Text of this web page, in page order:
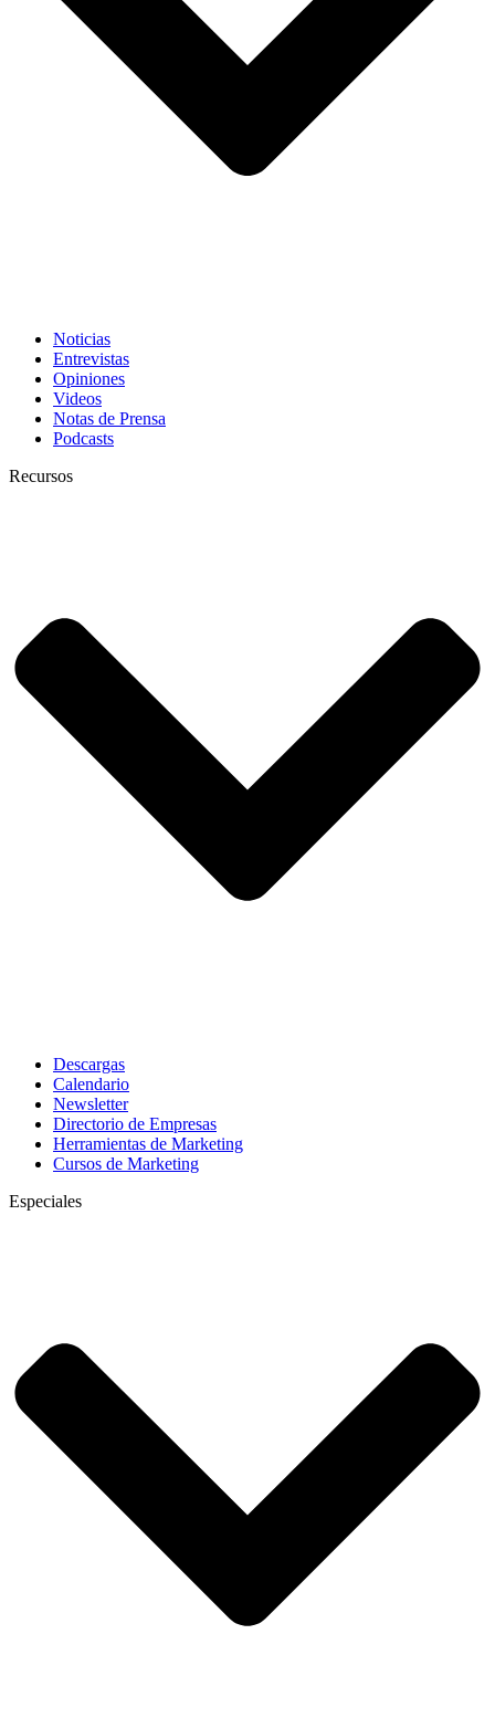
Noticias
Entrevistas
Opiniones
Videos
Notas de Prensa
Podcasts
Recursos
Descargas
Calendario
Newsletter
Directorio de Empresas
Herramientas de Marketing
Cursos de Marketing
Especiales